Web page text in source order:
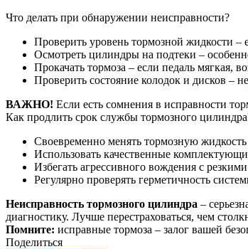
Что делать при обнаружении неисправности?
Проверить уровень тормозной жидкости –
Осмотреть цилиндры на подтеки –
Прокачать тормоза – если педаль мягкая,
Проверить состояние колодок и дисков –
ВАЖНО! Если есть сомнения в исправности
Как продлить срок службы тормозного
Своевременно менять тормозную
Использовать качественные
Избегать агрессивного вождения с
Регулярно проверять герметичность
Неисправность тормозного цилиндра –
диагностику. Лучше перестраховаться, чем
Помните: исправные тормоза – залог вашей
Поделиться